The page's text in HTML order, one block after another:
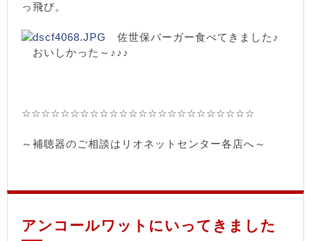
っ飛び。
佐世保バーガー食べてきました♪
おいしかった～♪♪♪
☆☆☆☆☆☆☆☆☆☆☆☆☆☆☆☆☆☆☆☆☆☆☆☆
～補聴器のご相談はリオネットセンター各店へ～
アンコールワットにいってきました